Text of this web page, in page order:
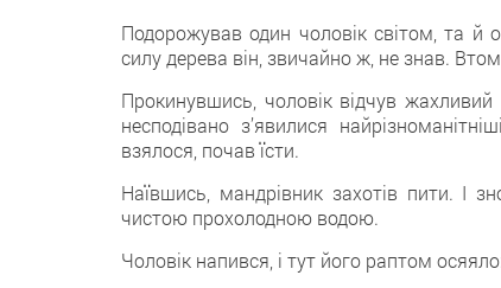
Подорожував один чоловік світом, та й
силу дерева він, звичайно ж, не знав.
Прокинувшись, чоловік відчув
несподівано з’явилися
взялося, почав їсти.
Наївшись, мандрівник захотів пити. І
чистою прохолодною водою.
Чоловік напився, і тут його раптом